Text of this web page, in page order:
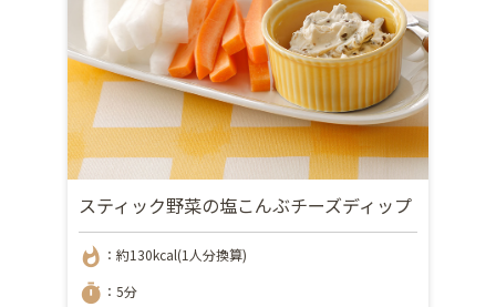
スティック野菜の塩こんぶチーズディップ
whatshot ：約130kcal(1人分換算)
timer ：5分